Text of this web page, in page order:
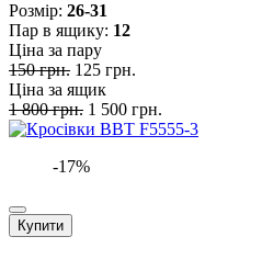
Розмiр: 26-31
Пар в ящику: 12
Ціна за пару
150 грн. 125 грн.
Ціна за ящик
1 800 грн. 1 500 грн.
-17%
Купити